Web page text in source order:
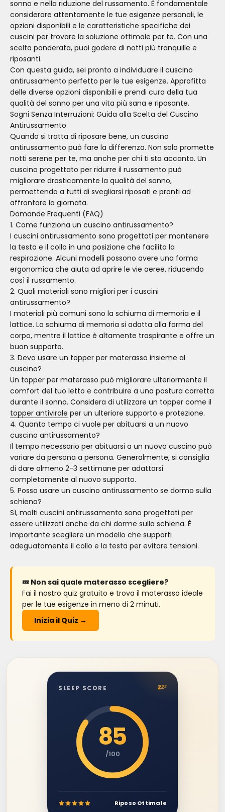
sonno e nella riduzione del russamento. È fondamentale
considerare attentamente le tue esigenze personali, le
opzioni disponibili e le caratteristiche specifiche dei
cuscini per trovare la soluzione ottimale per te. Con una
scelta ponderata, puoi godere di notti più tranquille e
riposanti.
Con questa guida, sei pronto a individuare il cuscino
antirussamento perfetto per le tue esigenze. Approfitta
delle diverse opzioni disponibili e prendi cura della tua
qualità del sonno per una vita più sana e riposante.
Sogni Senza Interruzioni: Guida alla Scelta del Cuscino
Antirussamento
Quando si tratta di riposare bene, un cuscino
antirussamento può fare la differenza. Non solo promette
notti serene per te, ma anche per chi ti sta accanto. Un
cuscino progettato per ridurre il russamento può
migliorare drasticamente la qualità del sonno,
permettendo a tutti di svegliarsi riposati e pronti ad
affrontare la giornata.
Domande Frequenti (FAQ)
1. Come funziona un cuscino antirussamento?
I cuscini antirussamento sono progettati per mantenere
la testa e il collo in una posizione che facilita la
respirazione. Alcuni modelli possono avere una forma
ergonomica che aiuta ad aprire le vie aeree, riducendo
così il russamento.
2. Quali materiali sono migliori per i cuscini
antirussamento?
I materiali più comuni sono la schiuma di memoria e il
lattice. La schiuma di memoria si adatta alla forma del
corpo, mentre il lattice è altamente traspirante e offre un
buon supporto.
3. Devo usare un topper per materasso insieme al
cuscino?
Un topper per materasso può migliorare ulteriormente il
comfort del tuo letto e contribuire a una postura corretta
durante il sonno. Considera di utilizzare un topper come il
topper antivirale per un ulteriore supporto e protezione.
4. Quanto tempo ci vuole per abituarsi a un nuovo
cuscino antirussamento?
Il tempo necessario per abituarsi a un nuovo cuscino può
variare da persona a persona. Generalmente, si consiglia
di dare almeno 2-3 settimane per adattarsi
completamente al nuovo supporto.
5. Posso usare un cuscino antirussamento se dormo sulla
schiena?
Sì, molti cuscini antirussamento sono progettati per
essere utilizzati anche da chi dorme sulla schiena. È
importante scegliere un modello che supporti
adeguatamente il collo e la testa per evitare tensioni.
💤 Non sai quale materasso scegliere?
Fai il nostro quiz gratuito e trova il materasso ideale
per le tue esigenze in meno di 2 minuti.
Inizia il Quiz →
SLEEP SCORE zzz
85
/100
Riposo Ottimale